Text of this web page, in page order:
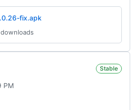
fix.apk
downloads
Stable
PM